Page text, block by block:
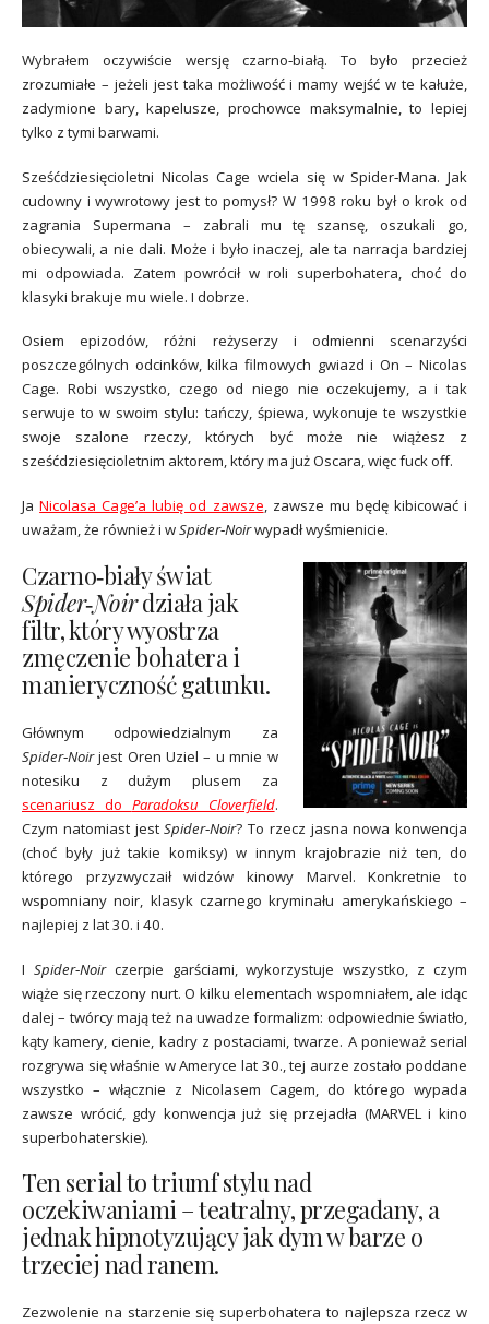
Wybrałem oczywiście wersję czarno‑białą. To było przecież
zrozumiałe – jeżeli jest taka możliwość i mamy wejść w te kałuże,
zadymione bary, kapelusze, prochowce maksymalnie, to lepiej
tylko z tymi barwami.
Sześćdziesięcioletni Nicolas Cage wciela się w Spider‑Mana. Jak
cudowny i wywrotowy jest to pomysł? W 1998 roku był o krok od
zagrania Supermana – zabrali mu tę szansę, oszukali go,
obiecywali, a nie dali. Może i było inaczej, ale ta narracja bardziej
mi odpowiada. Zatem powrócił w roli superbohatera, choć do
klasyki brakuje mu wiele. I dobrze.
Osiem epizodów, różni reżyserzy i odmienni scenarzyści
poszczególnych odcinków, kilka filmowych gwiazd i On – Nicolas
Cage. Robi wszystko, czego od niego nie oczekujemy, a i tak
serwuje to w swoim stylu: tańczy, śpiewa, wykonuje te wszystkie
swoje szalone rzeczy, których być może nie wiążesz z
sześćdziesięcioletnim aktorem, który ma już Oscara, więc fuck off.
JaNicolasa Cage’a lubię od zawsze, zawsze mu będę kibicować i
uważam, że również i wSpider‑Noirwypadł wyśmienicie.
Czarno‑biały świat
Spider‑Noirdziała jak
filtr, który wyostrza
zmęczenie bohatera i
manieryczność gatunku.
Głównym odpowiedzialnym za
Spider‑Noirjest Oren Uziel – u mnie w
notesiku z dużym plusem za
scenariusz do Paradoksu Cloverfield.
Czym natomiast jestSpider‑Noir? To rzecz jasna nowa konwencja
(choć były już takie komiksy) w innym krajobrazie niż ten, do
którego przyzwyczaił widzów kinowy Marvel. Konkretnie to
wspomniany noir, klasyk czarnego kryminału amerykańskiego –
najlepiej z lat 30. i 40.
I Spider‑Noirczerpie garściami, wykorzystuje wszystko, z czym
wiąże się rzeczony nurt. O kilku elementach wspomniałem, ale idąc
dalej – twórcy mają też na uwadze formalizm: odpowiednie światło,
kąty kamery, cienie, kadry z postaciami, twarze. A ponieważ serial
rozgrywa się właśnie w Ameryce lat 30., tej aurze zostało poddane
wszystko – włącznie z Nicolasem Cagem, do którego wypada
zawsze wrócić, gdy konwencja już się przejadła (MARVEL i kino
superbohaterskie).
Ten serial to triumf stylu nad
oczekiwaniami – teatralny, przegadany, a
jednak hipnotyzujący jak dym w barze o
trzeciej nad ranem.
Zezwolenie na starzenie się superbohatera to najlepsza rzecz w